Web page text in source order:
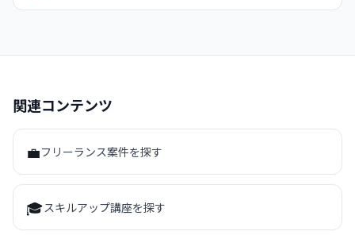
関連コンテンツ
💼フリーランス案件を探す
🎓スキルアップ講座を探す